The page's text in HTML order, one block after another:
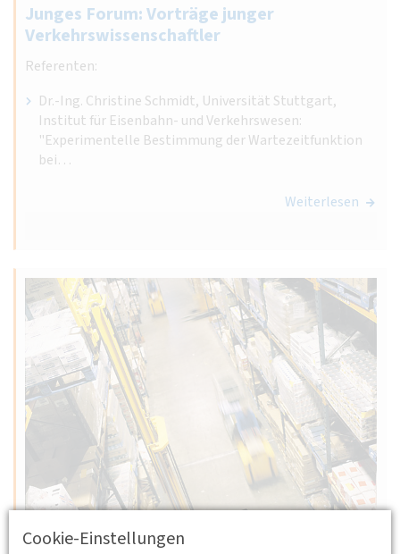
Cookie-Einstellungen
Junges Forum: Vorträge junger
Verkehrswissenschaftler
Referenten:
Dr.-Ing. Christine Schmidt, Universität Stuttgart,
Institut für Eisenbahn- und Verkehrswesen:
"Experimentelle Bestimmung der Wartezeitfunktion
bei…
Weiterlesen